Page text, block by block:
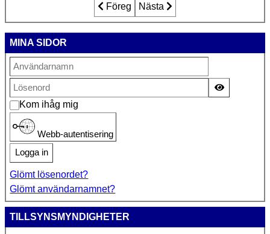
Föregående artikel: Barnevernet i
Föreg Nästa artikel: Laureate Award
Nästa
MINA SIDOR
Kom ihåg mig
Webb-autentisering
Logga in
Glömt lösenordet?
Glömt användarnamnet?
TILLSYNSMYNDIGHETER